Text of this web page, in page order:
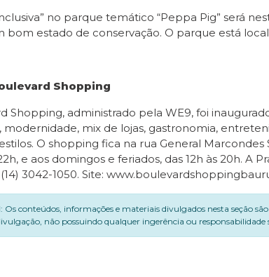
no parque temático “Peppa Pig” será
bom estado de conservação. O parque está
Shopping
Shopping, administrado pela WE9, foi
modernidade, mix de lojas, gastronomia,
O shopping fica na rua General
e aos domingos e feriados, das 12h às 20h. A
3042-1050. Site:
Os conteúdos, informações e materiais divulgados nesta seção
não possuindo qualquer ingerência ou